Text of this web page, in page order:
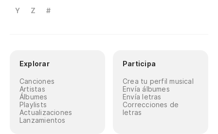
Y
Z #
Explorar
Canciones
Artistas
Álbumes
Playlists
Actualizaciones
Lanzamientos
Participa
Crea tu perfil musical
Envía álbumes
Envía letras
Correcciones de
letras